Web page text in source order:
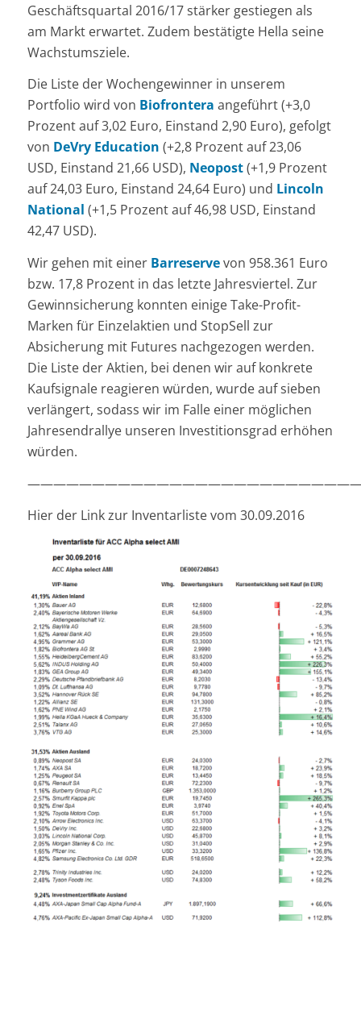
Geschäftsquartal 2016/17 stärker gestiegen als
am Markt erwartet. Zudem bestätigte Hella seine
Wachstumsziele.
Die Liste der Wochengewinner in unserem
Portfolio wird von Biofrontera angeführt (+3,0
Prozent auf 3,02 Euro, Einstand 2,90 Euro), gefolgt
von DeVry Education (+2,8 Prozent auf 23,06
USD, Einstand 21,66 USD), Neopost(+1,9 Prozent
auf 24,03 Euro, Einstand 24,64 Euro) und Lincoln
National (+1,5 Prozent auf 46,98 USD, Einstand
42,47 USD).
Wir gehen mit einer Barreservevon 958.361 Euro
bzw. 17,8 Prozent in das letzte Jahresviertel. Zur
Gewinnsicherung konnten einige Take-Profit-
Marken für Einzelaktien und StopSell zur
Absicherung mit Futures nachgezogen werden.
Die Liste der Aktien, bei denen wir auf konkrete
Kaufsignale reagieren würden, wurde auf sieben
verlängert, sodass wir im Falle einer möglichen
Jahresendrallye unseren Investitionsgrad erhöhen
würden.
Hier der Link zur Inventarliste vom 30.09.2016